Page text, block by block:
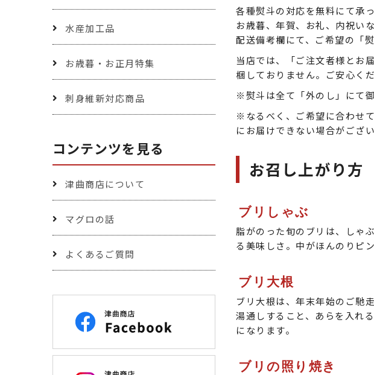
各種熨斗の対応を無料にて承っ
お歳暮、年賀、お礼、内祝い
配送備考欄にて、ご希望の「
当店では、「ご注文者様とお
梱しておりません。ご安心くだ
※熨斗は全て「外のし」にて
※なるべく、ご希望に合わせ
にお届けできない場合がござ
お召し上がり方
ブリしゃぶ
脂がのった旬のブリは、しゃ
る美味しさ。中がほんのりピ
ブリ大根
ブリ大根は、年末年始のご馳
湯通しすること、あらを入れ
になります。
ブリの照り焼き
水産加工品
お歳暮・お正月特集
刺身維新対応商品
コンテンツを見る
津曲商店について
マグロの話
よくあるご質問